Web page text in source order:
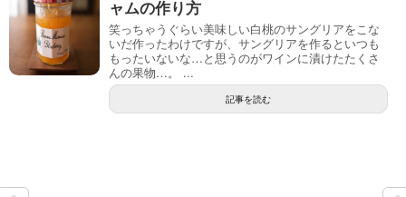
ャムの作り方
笑っちゃうぐらい美味しい白桃のサングリアをこな
いだ作ったわけですが、サングリアを作るといつも
もったいないな…と思うのがワインに漬けたたくさ
んの果物…。 ...
記事を読む